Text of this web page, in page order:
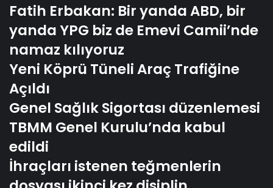
Fatih Erbakan: Bir yanda ABD, bir
yanda YPG biz de Emevi Camii’nde
namaz kılıyoruz
Yeni Köprü Tüneli Araç Trafiğine
Açıldı
Genel Sağlık Sigortası düzenlemesi
TBMM Genel Kurulu’nda kabul
edildi
İhraçları istenen teğmenlerin